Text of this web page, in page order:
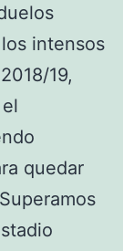
intensos
19,
quedar